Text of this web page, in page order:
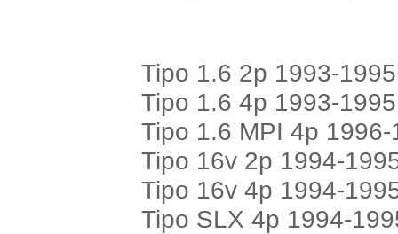
Tipo 1.6 2p 1993-1995
Tipo 1.6 4p 1993-1995
Tipo 1.6 MPI 4p
Tipo 16v 2p 1994-
Tipo 16v 4p 1994-
Tipo SLX 4p 1994-